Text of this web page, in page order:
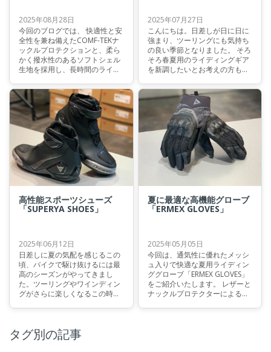
2025年08月28日
今回のブログでは、 快適性と安
全性を兼ね備えたCOMF-TEKナ
ックルプロテクションと、柔ら
かく撥水性のあるソフトシェル
生地を採用し、長時間のライデ
ローブ”INTREPYD GLOVES” をご
紹介いたします。
2025年07月27日
こんにちは。日差しが日に日に
強まり、ツーリングにも気持ち
の良い季節となりました。 そろ
そろ春夏用のライディングギア
を新調したいとお考えの方も多
は、暖かい季節にぴったりのバ
イクグローブ「BLACKJACK 2
GLOVES」をご紹介します。 快
適性・安全性・そしてスタイル
の三拍子がそろった、非常に完
成度の高い一品です。
高性能スポーツシューズ
「SUPERYA SHOES」
2025年06月12日
日差しに夏の気配を感じるこの
頃、バイクで駆け抜けるには最
高のシーズンがやってきまし
た。ツーリングやワインディン
グがさらに楽しくなるこの時
シーンに最適な、ダイネーゼの
最新ライディングシューズをご
夏に最適な高機能グローブ
「ERMEX GLOVES」
2025年05月05日
今回は、通気性に優れたメッシ
ュ入りで快適な夏用ライディン
ググローブ「ERMEX GLOVES」
をご紹介いたします。 レザーと
ナックルプロテクターによる安
タグ別の記事